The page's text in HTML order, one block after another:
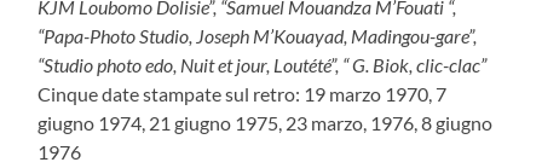
KJM Loubomo Dolisie”, “Samuel Mouandza M’Fouati “,
“Papa-Photo Studio, Joseph M’Kouayad, Madingou-gare”,
“Studio photo edo, Nuit et jour, Loutété”, “ G. Biok, clic-clac”
Cinque date stampate sul retro: 19 marzo 1970, 7
giugno 1974, 21 giugno 1975, 23 marzo, 1976, 8 giugno
1976